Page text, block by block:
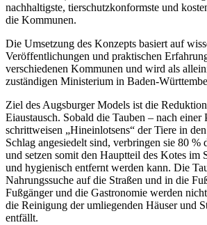
nachhaltigste, tierschutzkonformste und
die Kommunen.
Die Umsetzung des Konzepts basiert auf
Veröffentlichungen und praktischen
verschiedenen Kommunen und wird als
zuständigen Ministerium in Baden-
Ziel des Augsburger Models ist die
Eiaustausch. Sobald die Tauben – nach einer
schrittweisen „Hineinlotsens“ der Tiere in
Schlag angesiedelt sind, verbringen sie 80 %
und setzen somit den Hauptteil des Kotes im
und hygienisch entfernt werden kann. Die
Nahrungssuche auf die Straßen und in die
Fußgänger und die Gastronomie werden
die Reinigung der umliegenden Häuser und
entfällt.